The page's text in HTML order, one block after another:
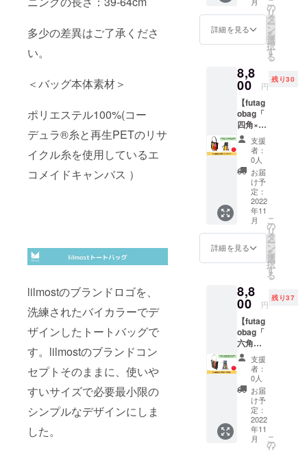
多少の差異はご了承くださ
い。
＜バッグ本体素材＞
ポリエステル100%(コー
デュラ®糸と再生PETのリサ
イクル糸を使用しているエ
コメイドキャンバス ）
lilmostのブランドロゴを、
洗練されたバイカラーでデ
ザインしたトートバッグで
す。lilmostのブランドコン
セプトそのままに、使いや
すいサイズで必要最小限の
シンプルなデザインにしま
した。
承くだ
さい。
※送料込
ル100%
底板部:
塩化ビ
イズ
縦:39c
m
横:23c
mマ
チ:14c
m 閉じ
た状
態:15c
m×14.5
cm 多少
の差異
はご了
承くだ
さい。
※送料込
みのお
なデザ
インの
futagob
ag(フタ
ゴバッ
す。
チェッ
ク＆
ボー
ダーに
なりま
す。 ●
商品詳
細 肩か
らかけ
られる
レザー
のトッ
プハン
ドルと
ナイロ
ンショ
の両方
で持ち
運びが
可能な
デザイ
ン。ス
ナップ
留めの
オープ
ントッ
プ。内
ポケッ
ト１
つ。撥
水加
詳細を見る
の
リ
タ
ー
ン
を
選
択
す
る
8,8
00 円
残り30
【futag
obag「
四角×ス
トライ
プ」】
カバン
を2つ
くっつ
けた
とって
も斬新
なデザ
インの
futagob
ag(フタ
ゴバッ
す。 四
角×スト
ライプ
になり
ます。
●商品詳
細 肩か
らかけ
られる
レザー
のトッ
プハン
ドルと
ナイロ
ンショ
支援
者：
0人
お届
け予
定：
2022
年11
月
詳細を見る
こ
の
リ
タ
ー
ン
を
選
択
す
る
8,8
00 円
残り37
【futag
obag「
六角形×
六角
形」】
カバン
を2つ
くっつ
けた
とって
も斬新
なデザ
支援
者：
0人
お届
け予
定：
2022
年11
月
こ
の